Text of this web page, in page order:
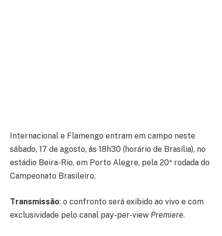
Internacional e Flamengo entram em campo neste
sábado, 17 de agosto, às 18h30 (horário de Brasília), no
estádio Beira-Rio, em Porto Alegre, pela 20ª rodada do
Campeonato Brasileiro.
Transmissão: o confronto será exibido ao vivo e com
exclusividade pelo canal pay-per-view Premiere.